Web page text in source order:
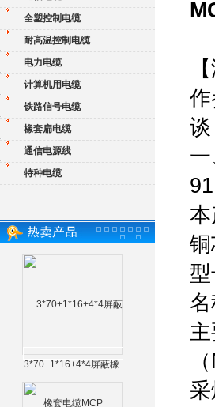
全塑控制电缆
耐高温控制电缆
电力电缆
计算机用电缆
铁路信号电缆
橡套扁电缆
通信电源线
特种电缆
3*70+1*16+4*4屏蔽橡
谈